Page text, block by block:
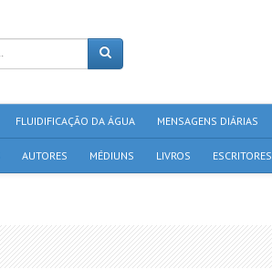
FLUIDIFICAÇÃO DA ÁGUA MENSAGENS DIÁRIAS
AUTORES MÉDIUNS LIVROS ESCRITORES